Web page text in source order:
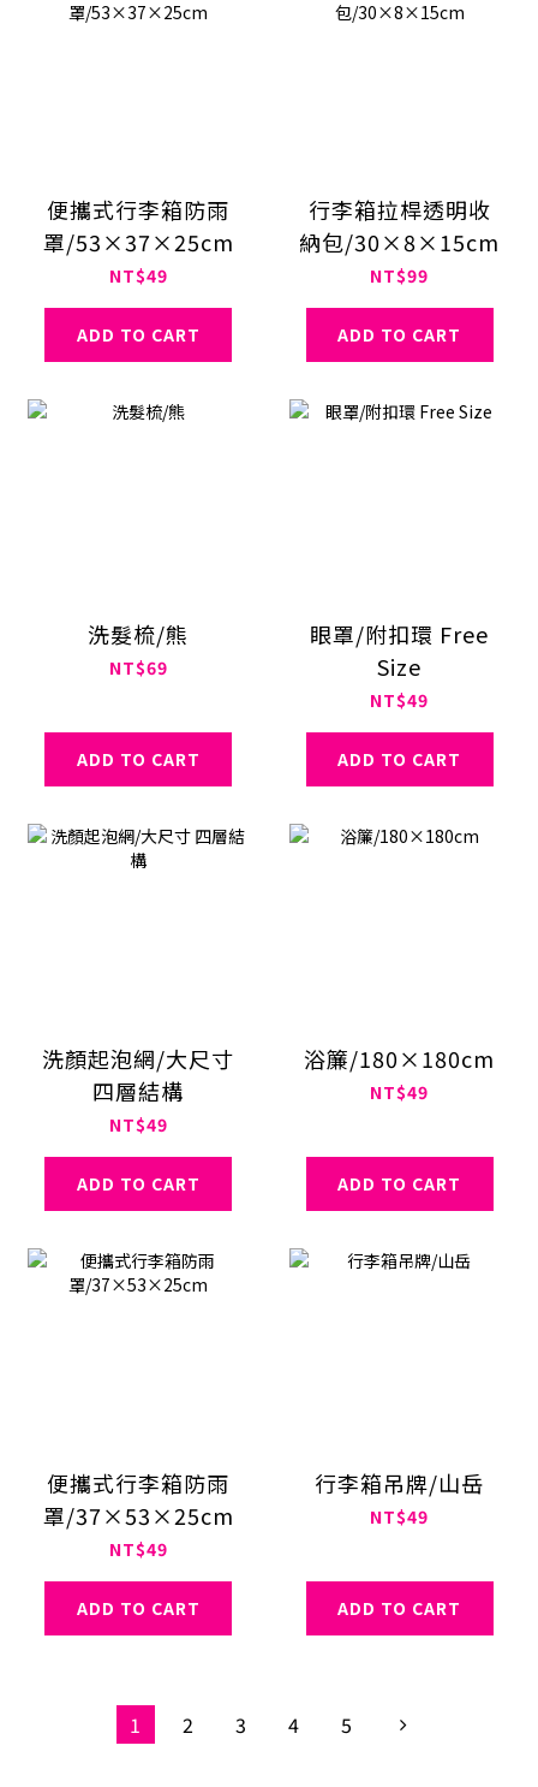
便攜式行李箱防雨
罩/53×37×25cm
NT$49
ADD TO CART
行李箱拉桿透明收
納包/30×8×15cm
NT$99
ADD TO CART
洗髮梳/熊
NT$69
ADD TO CART
眼罩/附扣環 Free
Size
NT$49
ADD TO CART
洗顏起泡網/大尺寸
四層結構
NT$49
ADD TO CART
浴簾/180×180cm
NT$49
ADD TO CART
便攜式行李箱防雨
罩/37×53×25cm
NT$49
ADD TO CART
行李箱吊牌/山岳
NT$49
ADD TO CART
1 2 3 4 5